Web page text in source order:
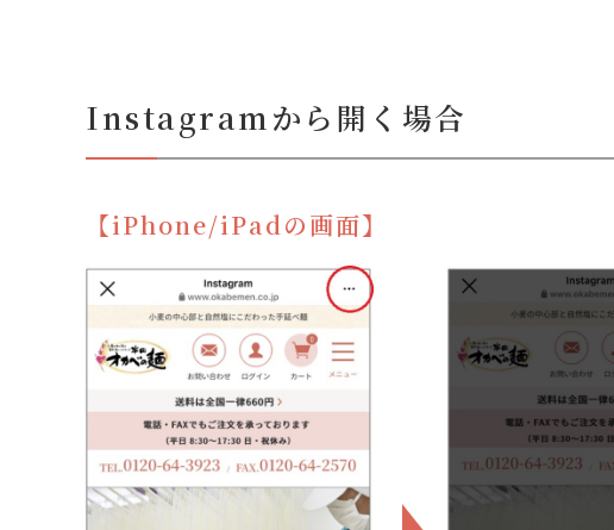
Instagramから開く場合
【iPhone/iPadの画面】